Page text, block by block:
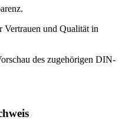
Vertrauen und Qualität in
des zugehörigen DIN-